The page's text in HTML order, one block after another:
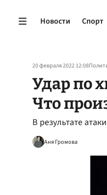
Новости Спорт
20 февраля 2022 12:08
Удар по
Что
В результате
Аня Громова